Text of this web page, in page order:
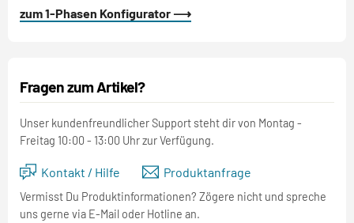
zum 1-Phasen Konfigurator ⟶
Fragen zum Artikel?
Unser kundenfreundlicher Support steht dir von Montag -
Freitag 10:00 - 13:00 Uhr zur Verfügung.
Kontakt / Hilfe Produktanfrage
Vermisst Du Produktinformationen? Zögere nicht und spreche
uns gerne via E-Mail oder Hotline an.